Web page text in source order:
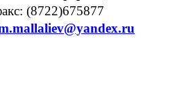
(8722)675877